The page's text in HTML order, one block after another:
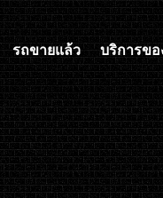
รถขายแล้ว บริการขอ